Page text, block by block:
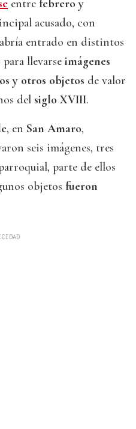
entre febrero y
acusado, con
entrado en distintos
para llevarse imágenes
y otros objetos de valor
del siglo XVIII.
, en San Amaro,
seis imágenes, tres
parte de ellos
objetos fueron